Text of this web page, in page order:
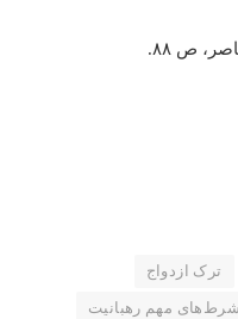
ص ۸۸.
ترک ازدواج
شرط‌های مهم رهبانیت